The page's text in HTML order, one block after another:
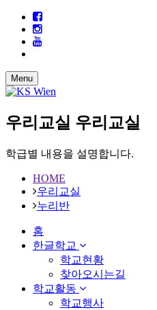
Menu
우리교실 우리교실
학급별 내용을 설명합니다.
HOME
우리교실
누리반
홈
한글학교
학교현황
찾아오시는길
학교활동
학교행사